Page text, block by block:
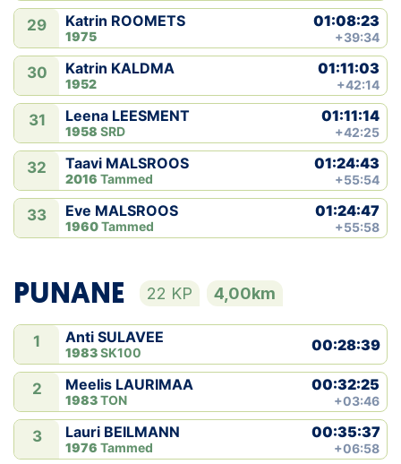
29 Katrin ROOMETS
1975
01:08:23
+39:34
30 Katrin KALDMA
1952
01:11:03
+42:14
31 Leena LEESMENT
1958 SRD
01:11:14
+42:25
32 Taavi MALSROOS
2016 Tammed
01:24:43
+55:54
33 Eve MALSROOS
1960Tammed
01:24:47
+55:58
PUNANE 22 KP 4,00km
1 Anti SULAVEE
1983SK100 00:28:39
2 Meelis LAURIMAA
1983TON
00:32:25
+03:46
3 Lauri BEILMANN
1976 Tammed
00:35:37
+06:58